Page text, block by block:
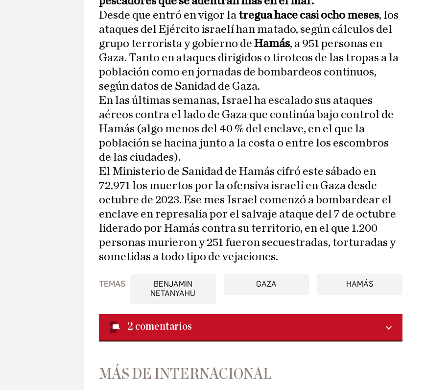
Desde que entró en vigor la tregua hace casi ocho meses, los
ataques del Ejército israelí han matado, según cálculos del
grupo terrorista y gobierno de Hamás, a 951 personas en
Gaza. Tanto en ataques dirigidos o tiroteos de las tropas a la
población como en jornadas de bombardeos continuos,
según datos de Sanidad de Gaza.
En las últimas semanas, Israel ha escalado sus ataques
aéreos contra el lado de Gaza que continúa bajo control de
Hamás (algo menos del 40 % del enclave, en el que la
población se hacina junto a la costa o entre los escombros
de las ciudades).
El Ministerio de Sanidad de Hamás cifró este sábado en
72.971 los muertos por la ofensiva israelí en Gaza desde
octubre de 2023. Ese mes Israel comenzó a bombardear el
enclave en represalia por el salvaje ataque del 7 de octubre
liderado por Hamás contra su territorio, en el que 1.200
personas murieron y 251 fueron secuestradas, torturadas y
sometidas a todo tipo de vejaciones.
TEMAS
BENJAMIN
NETANYAHU
GAZA HAMÁS
2 comentarios
MÁS DE INTERNACIONAL